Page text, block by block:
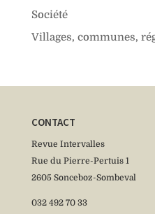
Société
Villages, communes,
CONTACT
Revue Intervalles
Rue du Pierre-Pertuis 1
2605 Sonceboz-Sombeval
032 492 70 33